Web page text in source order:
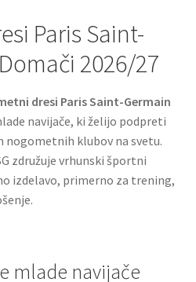
Paris Saint-
2026/27
dresi Paris Saint-Germain
navijače, ki želijo podpreti
klubov na svetu.
združuje vrhunski športni
izdelavo, primerno za trening,
mlade navijače